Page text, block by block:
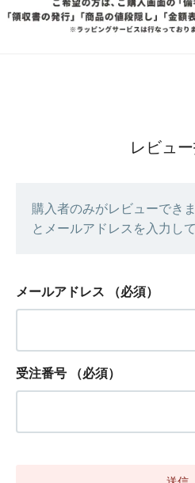
レビュ
購入者のみがレビューでき
とメールアドレスを入力し
メールアドレス （必須）
受注番号 （必須）